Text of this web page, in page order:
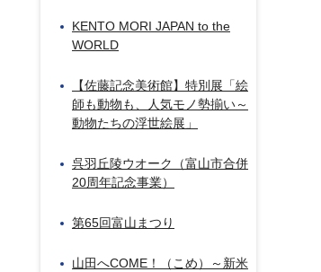
KENTO MORI JAPAN to the
WORLD
【佐藤記念美術館】特別展「絵
師も動物も、人気モノ勢揃い～
動物たちの浮世絵展」
呉羽丘陵ウオーク（富山市合併
20周年記念事業）
第65回富山まつり
山田へCOME！（こめ）～新米